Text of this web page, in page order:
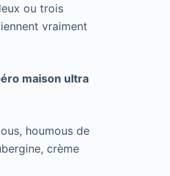
ou trois
vraiment
maison ultra
houmous de
crème